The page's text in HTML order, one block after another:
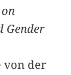
Gender
von der